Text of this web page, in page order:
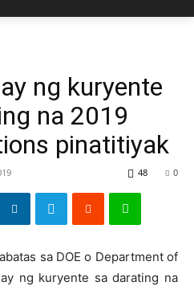
ng kuryente
na 2019
pinatitiyak
0
48
sa DOE o Department of
ng kuryente sa darating na